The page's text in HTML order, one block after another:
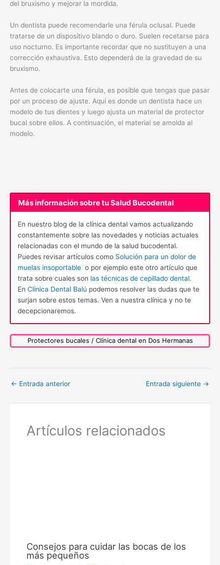
del bruxismo y mejorar la mordida.
Un dentista puede recomendarle una férula oclusal. Puede
tratarse de un dispositivo blando o duro. Suelen recetarse para
uso nocturno. Es importante recordar que no sustituyen a una
corrección exhaustiva. Esto dependerá de la gravedad de su
bruxismo.
Antes de colocarte una férula, es posible que tengas que pasar
por un proceso de ajuste. Aquí es donde un dentista hace un
modelo de tus dientes y luego ajusta un material de protector
bucal sobre ellos. A continuación, el material se amolda al
modelo.
Más información sobre tu Salud Bucodental
En nuestro blog de la clínica dental vamos actualizando
constantemente sobre las novedades y noticias actuales
relacionadas con el mundo de la salud bucodental.
Puedes revisar artículos como Solución para un dolor de
muelas insoportableo por ejemplo este otro artículo que
trata sobre cuales son las técnicas de cepillado dental.
En Clínica Dental Balú podemos resolver las dudas que te
surjan sobre estos temas. Ven a nuestra clínica y no te
decepcionaremos.
Protectores bucales / Clínica dental en Dos Hermanas
← Entrada anterior Entrada siguiente →
Artículos relacionados
Consejos para cuidar las bocas de los
más pequeños